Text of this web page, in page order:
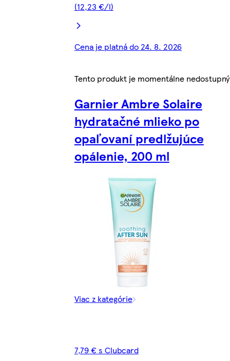
(12,23 €/l)
Cena je platná do 24. 8. 2026
Tento produkt je momentálne nedostupný
Garnier Ambre Solaire
hydratačné mlieko po
opaľovaní predlžujúce
opálenie, 200 ml
Viac z kategórie
7,79 € s Clubcard